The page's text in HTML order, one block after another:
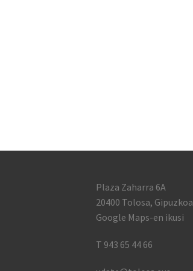
Plaza Zaharra 6A
20400 Tolosa, Gipuzkoa
Google Maps-en ikusi
T 943 65 44 66